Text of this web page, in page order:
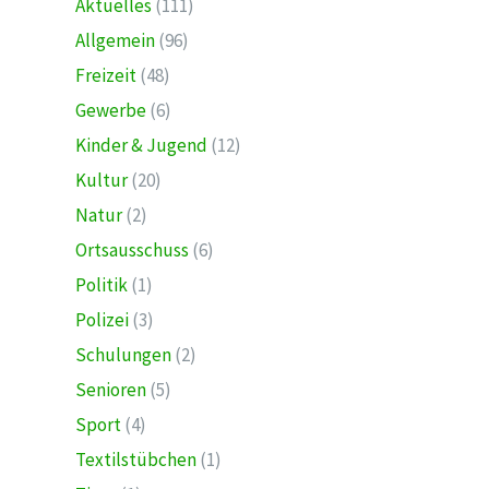
Aktuelles (111)
Allgemein(96)
Freizeit(48)
Gewerbe(6)
Kinder & Jugend (12)
Kultur(20)
Natur(2)
Ortsausschuss (6)
Politik(1)
Polizei(3)
Schulungen(2)
Senioren(5)
Sport(4)
Textilstübchen(1)